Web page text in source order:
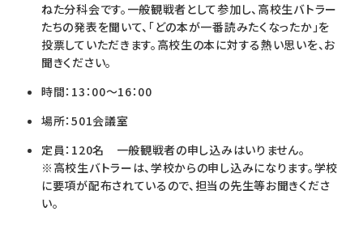
ねた分科会です。一般観戦者として参加し、高校生バトラー
たちの発表を聞いて、「どの本が一番読みたくなったか」を
投票していただきます。高校生の本に対する熱い思いを、お
聞きください。
時間：13：00～16：00
場所：501会議室
定員：120名 一般観戦者の申し込みはいりません。
※高校生バトラーは、学校からの申し込みになります。学校
に要項が配布されているので、担当の先生等お聞きくださ
い。